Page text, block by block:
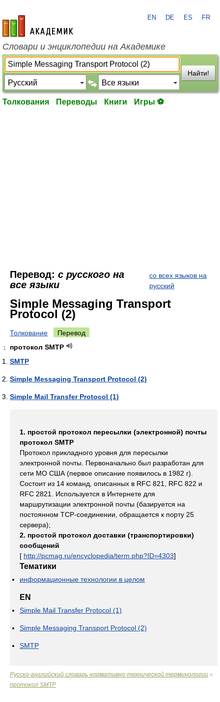
academic.ru
EN DE ES FR
Словари и энциклопедии на Академике
Найти!
Толкования Переводы Книги Игры ⚽
Перевод: с русского на
все языки
со всех языков на
русский
Simple Messaging Transport
Protocol (2)
Толкование Перевод
1
протокол SMTP
SMTP
Simple Messaging Transport Protocol (2)
Simple Mail Transfer Protocol (1)
1. простой протокол пересылки (электронной) почты
протокол SMTP
Протокол прикладного уровня для пересылки
электронной почты. Первоначально был разработан для
сети МО США (первое описание появилось в 1982 г).
Состоит из 14 команд, описанных в RFC 821, RFC 822 и
RFC 2821. Используется в Интернете для
маршрутизации электронной почты (базируется на
постоянном TCP-соединении, обращается к порту 25
сервера);
2. простой протокол доставки (транспортировки)
сообщений
[ http://pcmag.ru/encyclopedia/term.php?ID=4303]
Тематики
информационные технологии в целом
EN
Simple Mail Transfer Protocol (1)
Simple Messaging Transport Protocol (2)
SMTP
Русско-английский словарь нормативно-технической терминологии >
протокол SMTP